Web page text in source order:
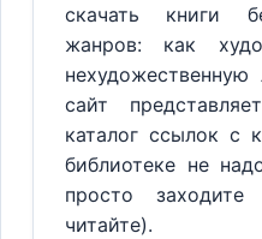
скачать книги
жанров: как
сайт
каталог ссылок с
библиотеке не
просто
читайте).